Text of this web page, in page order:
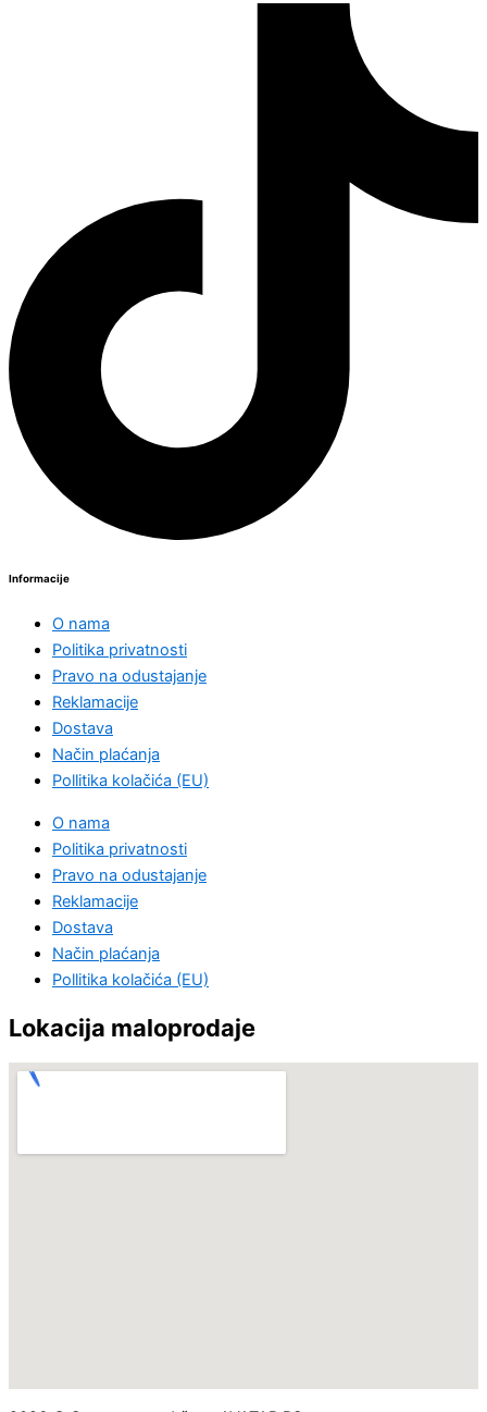
Informacije
O nama
Politika privatnosti
Pravo na odustajanje
Reklamacije
Dostava
Način plaćanja
Pollitika kolačića (EU)
O nama
Politika privatnosti
Pravo na odustajanje
Reklamacije
Dostava
Način plaćanja
Pollitika kolačića (EU)
Lokacija maloprodaje